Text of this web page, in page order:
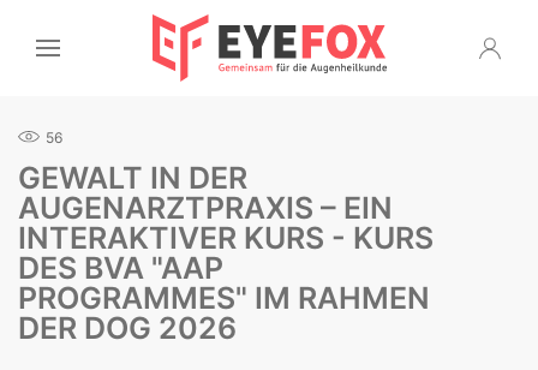
56
GEWALT IN DER
AUGENARZTPRAXIS – EIN
INTERAKTIVER KURS - KURS
DES BVA "AAP
PROGRAMMES" IM RAHMEN
DER DOG 2026